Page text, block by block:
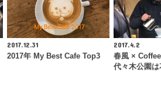
2017.12.31
2017年 My Best Cafe Top3
2017.4.2
春風 ×
代々木公園